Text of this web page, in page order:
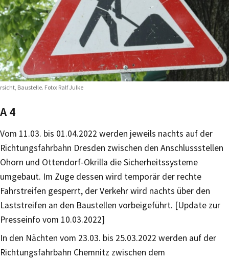
Baustelle. Foto: Ralf Julke
A 4
Vom 11.03. bis 01.04.2022 werden jeweils nachts auf der
Richtungsfahrbahn Dresden zwischen den Anschlussstellen
Ohorn und Ottendorf-Okrilla die Sicherheitssysteme
umgebaut. Im Zuge dessen wird temporär der rechte
Fahrstreifen gesperrt, der Verkehr wird nachts über den
Laststreifen an den Baustellen vorbeigeführt. [Update zur
Presseinfo vom 10.03.2022]
In den Nächten vom 23.03. bis 25.03.2022 werden auf der
Richtungsfahrbahn Chemnitz zwischen dem